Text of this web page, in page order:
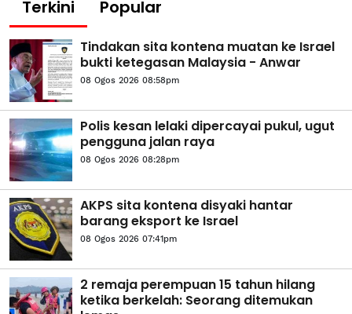
Terkini Popular
Tindakan sita kontena muatan ke Israel
bukti ketegasan Malaysia - Anwar
08 Ogos 2026 08:58pm
Polis kesan lelaki dipercayai pukul, ugut
pengguna jalan raya
08 Ogos 2026 08:28pm
AKPS sita kontena disyaki hantar
barang eksport ke Israel
08 Ogos 2026 07:41pm
2 remaja perempuan 15 tahun hilang
ketika berkelah: Seorang ditemukan